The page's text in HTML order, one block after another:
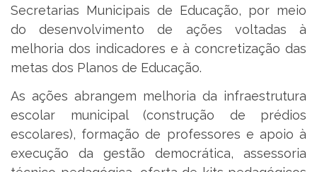
Secretarias Municipais de Educação, por meio
do desenvolvimento de ações voltadas à
melhoria dos indicadores e à concretização das
metas dos Planos de Educação.
As ações abrangem melhoria da infraestrutura
escolar municipal (construção de prédios
escolares), formação de professores e apoio à
execução da gestão democrática, assessoria